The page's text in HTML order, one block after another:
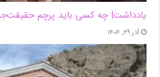
یادداشت| ‌چه کسی باید پرچم
آذر ۲۹, ۱۴۰۴